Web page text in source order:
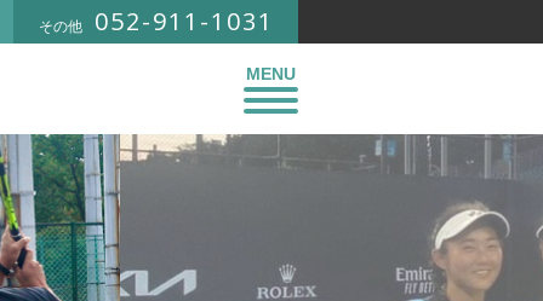
その他 052-911-1031
MENU